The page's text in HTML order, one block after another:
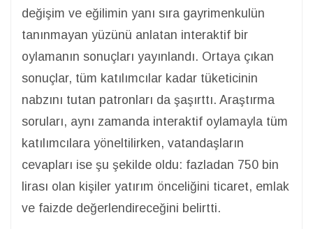
değişim ve eğilimin yanı sıra gayrimenkulün
tanınmayan yüzünü anlatan interaktif bir
oylamanın sonuçları yayınlandı. Ortaya çıkan
sonuçlar, tüm katılımcılar kadar tüketicinin
nabzını tutan patronları da şaşırttı. Araştırma
soruları, aynı zamanda interaktif oylamayla tüm
katılımcılara yöneltilirken, vatandaşların
cevapları ise şu şekilde oldu: fazladan 750 bin
lirası olan kişiler yatırım önceliğini ticaret, emlak
ve faizde değerlendireceğini belirtti.